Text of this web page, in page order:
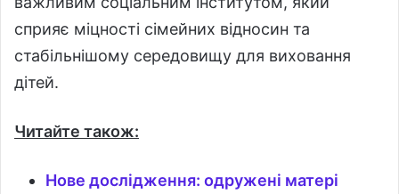
сприяє міцності сімейних відносин та
стабільнішому середовищу для виховання
дітей.
Читайте також:
Нове дослідження: одружені матері